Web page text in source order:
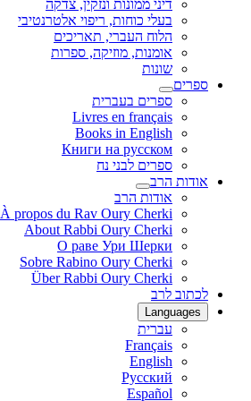
דיני ממונות ונזקין, צדקה
בעלי כוחות, ריפוי אלטרנטיבי
הלוח העברי, תאריכים
אומנות, מוזיקה, ספרות
שונות
ספרים
ספרים בעברית
Livres en français
Books in English
Книги на русском
ספרים לבני נח
אודות הרב
אודות הרב
À propos du Rav Oury Cherki
About Rabbi Oury Cherki
О раве Ури Шерки
Sobre Rabino Oury Cherki
Über Rabbi Oury Cherki
לכתוב לרב
Languages
עברית
Français
English
Русский
Español